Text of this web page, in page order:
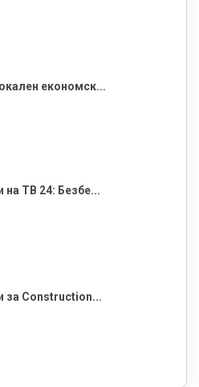
економск...
ТВ 24: Безбе...
за Construction...